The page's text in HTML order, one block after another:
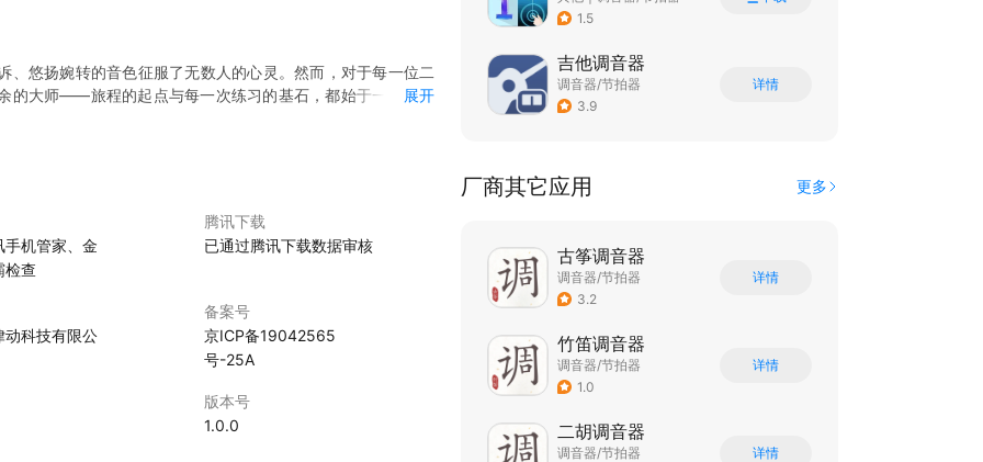
、悠扬婉转的音色征服了无数人的心灵。然而，对于每一位二
大师——旅程的起点与每一次练习的基石，都始于一个简单
精准适配二胡的特殊需求。
音器」—— 一款专为二胡而生，集精准调音、节拍训练、乐理
音大师，更是您迈向更高艺术境界的忠实伙伴。让我们告别跑
一个动人的乐章。
，一键切换，直达目标，无需在众多乐器模式中繁琐寻找。
频分析技术，对采集到的声音进行高速处理，灵敏度极高，误
效过滤背景噪音，精准捕捉琴弦振动频率，确保调音结果的稳
醒目的颜色提示（红色偏左偏低，绿色居中准确，红色偏右偏
，并通过指针的动态摆动和数字反馈，直观地指导您旋转琴
展开
手机管家、金
检查
腾讯下载
已通过腾讯下载数据审核
动科技有限公
备案号
京ICP备19042565
号-25A
版本号
1.0.0
1.5
吉他调音器
调音器/节拍器
3.9
详情
厂商其它应用 更多
古筝调音器
调音器/节拍器
3.2
详情
竹笛调音器
调音器/节拍器
1.0
详情
二胡调音器
调音器/节拍器
详情